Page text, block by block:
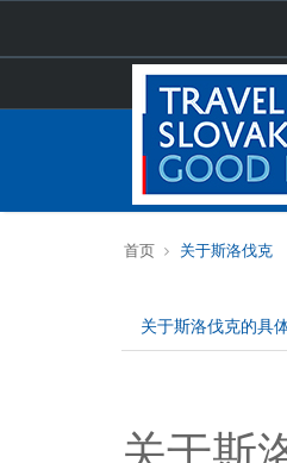
首页 关于斯洛伐克
关于斯洛伐克的具